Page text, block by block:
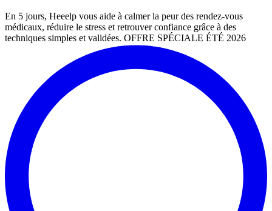
En 5 jours, Heeelp vous aide à calmer la peur des rendez-vous
médicaux, réduire le stress et retrouver confiance grâce à des
techniques simples et validées. OFFRE SPÉCIALE ÉTÉ 2026